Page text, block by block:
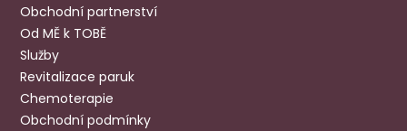
Obchodní partnerství
Od MĚ k TOBĚ
Služby
Revitalizace paruk
Chemoterapie
Obchodní podmínky